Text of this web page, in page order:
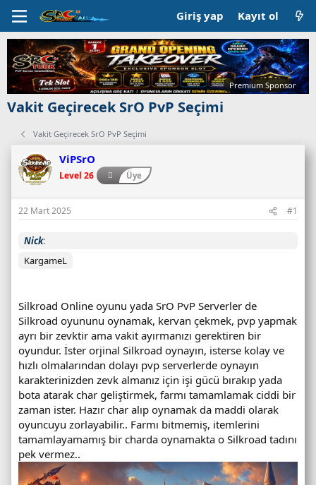
Giriş yap Kayıt ol
Premium Sponsor
Vakit Geçirecek SrO PvP Seçimi
Vakit Geçirecek SrO PvP Seçimi
ViPSrO
Level 26 Üye
22 Mart 2025 #1
Nick
KargameL
Silkroad Online oyunu yada SrO PvP Serverler de
Silkroad oyununu oynamak, kervan çekmek, pvp yapmak
ayrı bir zevktir ama vakit ayırmanızı gerektiren bir
oyundur. İster orjinal Silkroad oynayın, isterse kolay ve
hızlı olmalarından dolayı pvp serverlerde oynayın
karakterinizden zevk almanız için işi gücü bırakıp yada
bota atarak char geliştirmek, farmı tamamlamak ciddi bir
zaman ister. Hazır char alıp oynamak da maddi olarak
oyuncuyu zorlayabilir.. Farmı bitmemiş, itemlerini
tamamlayamamış bir charda oynamakta o Silkroad tadını
pek vermez..